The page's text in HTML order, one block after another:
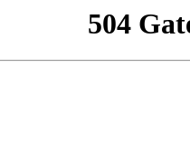
504